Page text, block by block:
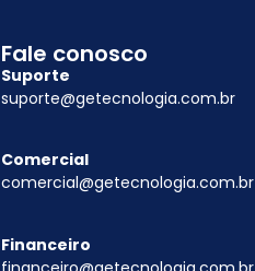
Fale conosco
Suporte
suporte@getecnologia.com.br
Comercial
comercial@getecnologia.com.br
Financeiro